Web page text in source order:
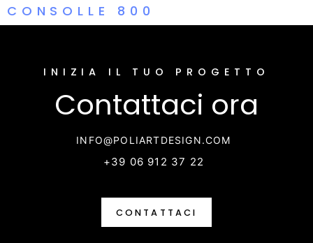
CONSOLLE 800
INIZIA IL TUO PROGETTO
Contattaci ora
INFO@POLIARTDESIGN.COM
+39 06 912 37 22
CONTATTACI